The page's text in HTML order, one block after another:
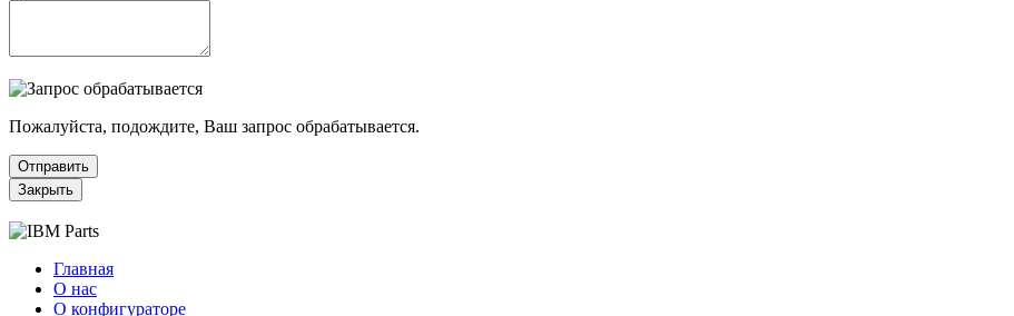
Пожалуйста, подождите, Ваш запрос обрабатывается.
Отправить
Закрыть
Главная
О нас
О конфигураторе